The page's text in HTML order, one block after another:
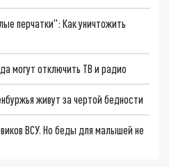
перчатки": Как уничтожить
могут отключить ТВ и радио
живут за чертой бедности
ВСУ. Но беды для малышей не